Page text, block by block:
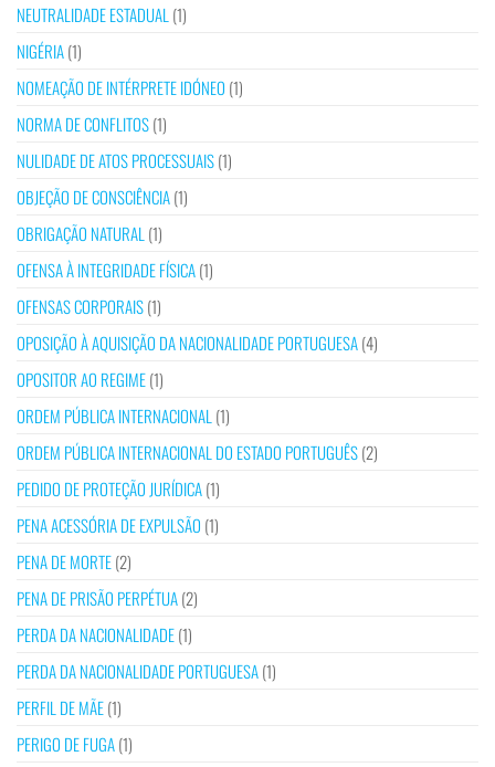
NEUTRALIDADE ESTADUAL (1)
NIGÉRIA(1)
NOMEAÇÃO DE INTÉRPRETE IDÓNEO (1)
NORMA DE CONFLITOS(1)
NULIDADE DE ATOS PROCESSUAIS(1)
OBJEÇÃO DE CONSCIÊNCIA(1)
OBRIGAÇÃO NATURAL (1)
OFENSA À INTEGRIDADE FÍSICA(1)
OFENSAS CORPORAIS(1)
OPOSIÇÃO À AQUISIÇÃO DA NACIONALIDADE PORTUGUESA(4)
OPOSITOR AO REGIME(1)
ORDEM PÚBLICA INTERNACIONAL (1)
ORDEM PÚBLICA INTERNACIONAL DO ESTADO PORTUGUÊS(2)
PEDIDO DE PROTEÇÃO JURÍDICA(1)
PENA ACESSÓRIA DE EXPULSÃO (1)
PENA DE MORTE(2)
PENA DE PRISÃO PERPÉTUA(2)
PERDA DA NACIONALIDADE(1)
PERDA DA NACIONALIDADE PORTUGUESA(1)
PERFIL DE MÃE(1)
PERIGO DE FUGA(1)